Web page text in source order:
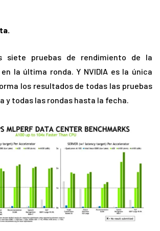
siete pruebas de rendimiento de la
la última ronda. Y NVIDIA es la única
los resultados de todas las pruebas
y todas las rondas hasta la fecha.